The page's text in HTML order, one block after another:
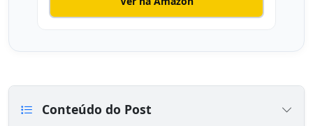
Conteúdo do Post